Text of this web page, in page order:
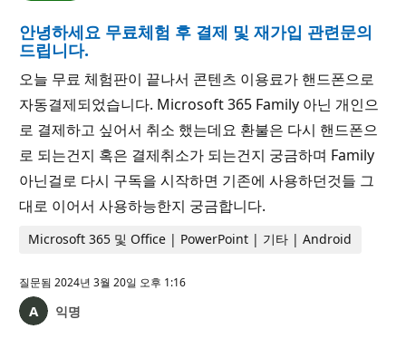
안녕하세요 무료체험 후 결제 및 재가입 관련문의
드립니다.
오늘 무료 체험판이 끝나서 콘텐츠 이용료가 핸드폰으로
자동결제되었습니다. Microsoft 365 Family 아닌 개인으
로 결제하고 싶어서 취소 했는데요 환불은 다시 핸드폰으
로 되는건지 혹은 결제취소가 되는건지 궁금하며 Family
아닌걸로 다시 구독을 시작하면 기존에 사용하던것들 그
대로 이어서 사용하능한지 궁금합니다.
Microsoft 365 및 Office | PowerPoint | 기타 | Android
질문됨 2024년 3월 20일 오후 1:16
익명